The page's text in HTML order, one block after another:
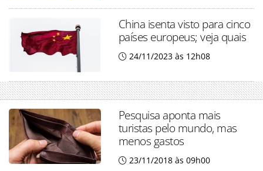
China isenta visto para cinco
países europeus; veja quais
24/11/2023 às 12h08
Pesquisa aponta mais
turistas pelo mundo, mas
menos gastos
23/11/2018 às 09h00